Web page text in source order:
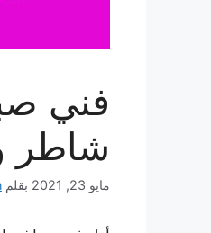
شاطر
مايو 23, 2021 بقلم